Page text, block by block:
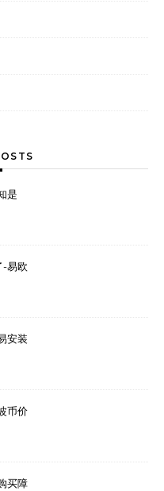
是
-易欧
安装
币价
买障